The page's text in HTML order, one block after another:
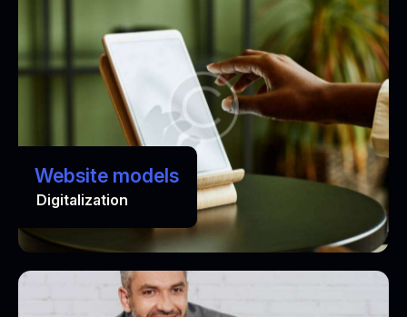
Website models
Digitalization